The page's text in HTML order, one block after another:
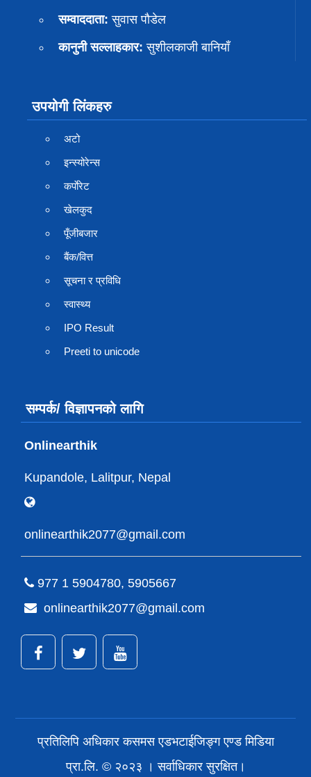
सम्वाददाता: सुवास पाैडेल
कानुनी सल्लाहकार: सुशीलकाजी बानियाँ
उपयोगी लिंकहरु
अटो
इन्स्योरेन्स
कर्पाेरेट
खेलकुद
पूँजीबजार
बैंक/वित्त
सूचना र प्रविधि
स्वास्थ्य
IPO Result
Preeti to unicode
सम्पर्क/ विज्ञापनको लागि
Onlinearthik
Kupandole, Lalitpur, Nepal
onlinearthik2077@gmail.com
977 1 5904780, 5905667
onlinearthik2077@gmail.com
प्रतिलिपि अधिकार कसमस एडभटाईजिङ्ग एण्ड मिडिया
प्रा.लि. © २०२३ । सर्वाधिकार सुरक्षित।